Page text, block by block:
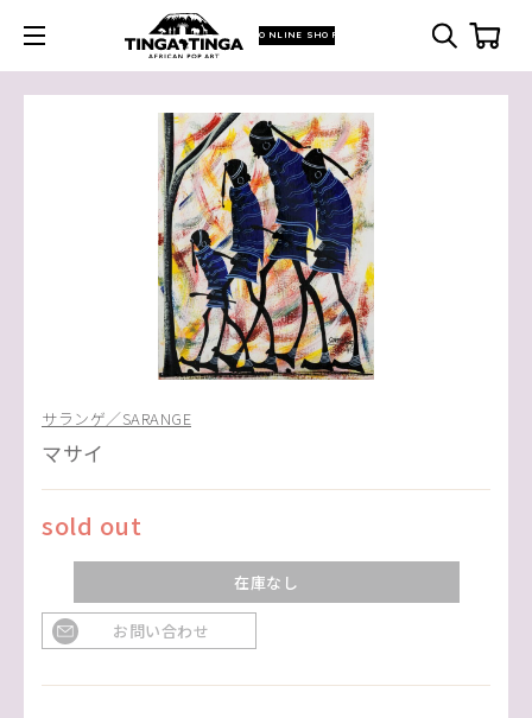
ONLINE SHOP
サランゲ／SARANGE
マサイ
sold out
在庫なし
お問い合わせ